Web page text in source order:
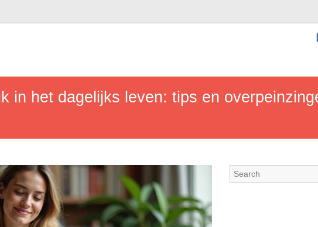
in het dagelijks leven: tips en